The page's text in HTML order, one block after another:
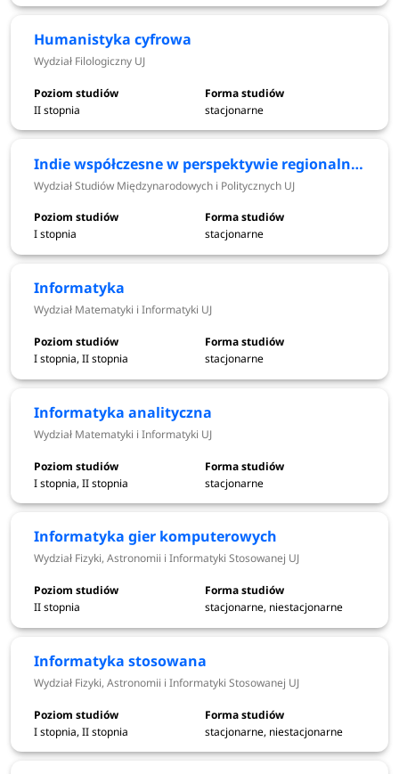
księgowanie opłat rekrutacyjnych
Ogłoszenie wyników - II tura
2026
wpisy
21-23
24-25
doręczenie zaświadczenia o braku
przeciwwskazań do podjęcia studiów
wydanego przez lekarza medycyny
pracy (studia, dla których jest to
wymagane)
października
*Terminy rekrutacji mogą ulec zmianie.
Studia II stopnia
Terminy
rekrutacji
(studia na które przeprowadzany
jest egzamin)
do 8 lipca 2026
Humanistyka cyfrowa
Wydział Filologiczny UJ
II stopnia stacjonarne
Indie współczesne w perspektywie regionalnej i globalnej
Wydział Studiów Międzynarodowych i Politycznych UJ
I stopnia stacjonarne
Informatyka
Wydział Matematyki i Informatyki UJ
I stopnia, II stopnia stacjonarne
Informatyka analityczna
Wydział Matematyki i Informatyki UJ
I stopnia, II stopnia stacjonarne
Informatyka gier komputerowych
Wydział Fizyki, Astronomii i Informatyki Stosowanej UJ
II stopnia stacjonarne, niestacjonarne
Informatyka stosowana
Wydział Fizyki, Astronomii i Informatyki Stosowanej UJ
I stopnia, II stopnia stacjonarne, niestacjonarne